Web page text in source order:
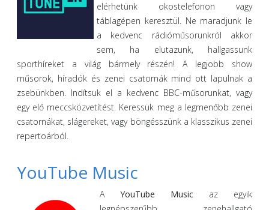
elérhetünk okostelefonon vagy
táblagépen keresztül. Ne maradjunk le
a kedvenc rádióműsorunkról akkor
sem, ha elutazunk, hallgassunk
sporthíreket a világ bármely részén! A legjobb show
műsorok, híradók és zenei csatornák mind ott lapulnak a
zsebünkben. Indítsuk el a kedvenc BBC-műsorunkat, vagy
egy elő meccsközvetítést. Keressük meg a legmenőbb zenei
csatornákat, slágereket, vagy böngésszünk a klasszikus zenei
repertoárból.
YouTube Music
A YouTube Music az egyik